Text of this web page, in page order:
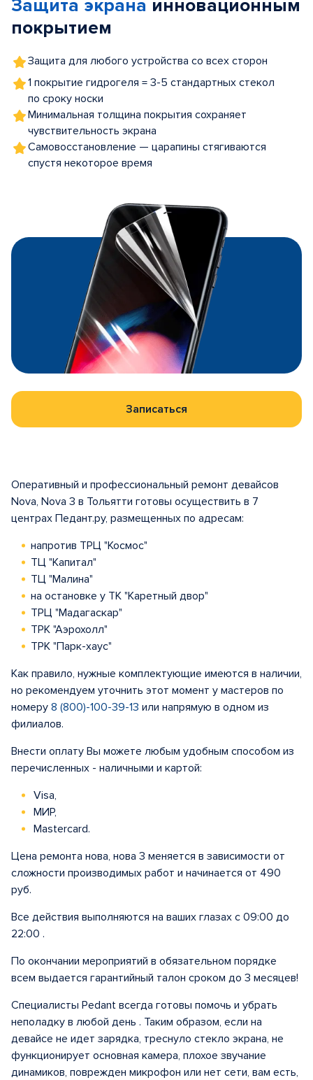
5
Защита экрана инновационным
покрытием
Защита для любого устройства со всех сторон
1 покрытие гидрогеля = 3-5 стандартных стекол
по сроку носки
Минимальная толщина покрытия сохраняет
чувствительность экрана
Самовосстановление — царапины стягиваются
спустя некоторое время
Записаться
Оперативный и профессиональный ремонт девайсов
Nova, Nova 3 в Тольятти готовы осуществить в 7
центрах Педант.ру, размещенных по адресам:
напротив ТРЦ "Космос"
ТЦ "Капитал"
ТЦ "Малина"
на остановке у ТК "Каретный двор"
ТРЦ "Мадагаскар"
ТРК "Аэрохолл"
ТРК "Парк-хаус"
Как правило, нужные комплектующие имеются в наличии,
но рекомендуем уточнить этот момент у мастеров по
номеру 8 (800)-100-39-13 или напрямую в одном из
филиалов.
Внести оплату Вы можете любым удобным способом из
перечисленных - наличными и картой:
Visa,
МИР,
Mastercard.
Цена ремонта нова, нова 3 меняется в зависимости от
сложности производимых работ и начинается от 490
руб.
Все действия выполняются на ваших глазах с 09:00 до
22:00 .
По окончании мероприятий в обязательном порядке
всем выдается гарантийный талон сроком до 3 месяцев!
Специалисты Pedant всегда готовы помочь и убрать
неполадку в любой день . Таким образом, если на
девайсе не идет зарядка, треснуло стекло экрана, не
функционирует основная камера, плохое звучание
динамиков, поврежден микрофон или нет сети, вам есть,